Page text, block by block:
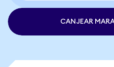
CANJEAR